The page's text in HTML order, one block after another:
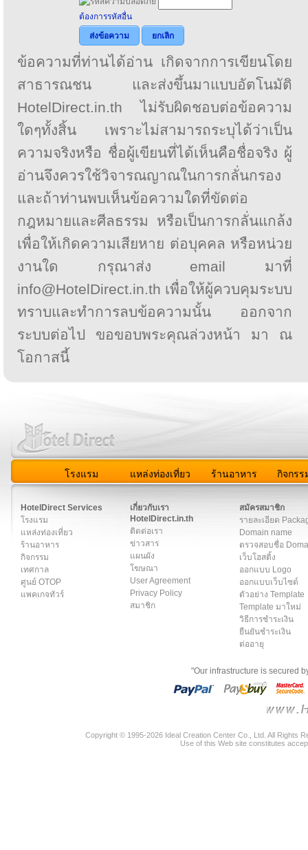
ต้องการรหัสอื่น
ส่งข้อความ
ยกเลิก
ข้อความที่ท่านได้อ่าน เกิดจากการเขียนโดย
สาธารณชน และส่งขึ้นมาแบบอัตโนมัติ
HotelDirect.in.th ไม่รับผิดชอบต่อข้อความ
ใดๆทั้งสิ้น เพราะไม่สามารถระบุได้ว่าเป็น
ความจริงหรือ ชื่อผู้เขียนที่ได้เห็นคือชื่อจริง ผู้
อ่านจึงควรใช้วิจารณญาณในการกลั่นกรอง
และถ้าท่านพบเห็นข้อความใดที่ขัดต่อ
กฎหมายและศีลธรรม หรือเป็นการกลั่นแกล้ง
เพื่อให้เกิดความเสียหาย ต่อบุคคล หรือหน่วย
งานใด กรุณาส่ง email มาที่
info@HotelDirect.in.th เพื่อให้ผู้ควบคุมระบบ
ทราบและทำการลบข้อความนั้น ออกจาก
ระบบต่อไป ขอขอบพระคุณล่วงหน้า มา ณ
โอกาสนี้
โรงแรม แหล่งท่องเที่ยว ร้านอาหาร กิจกรร
HotelDirect Services
โรงแรม
แหล่งท่องเที่ยว
ร้านอาหาร
กิจกรรม
เทศกาล
ศูนย์ OTOP
แพคเกจทัวร์
เกี่ยวกับเรา
HotelDirect.in.th
ติดต่อเรา
ข่าวสาร
แผนผัง
โฆษณา
User Agreement
Privacy Policy
สมาชิก
สมัครสมาชิก
รายละเอียด
Domain name
ตรวจสอบชื่อ
เว็บโฮสติ้ง
ออกแบบ Logo
ออกแบบเว็บไซต์
ตัวอย่าง Template
Template มาใหม่
วิธีการชำระเงิน
ยืนยันชำระเงิน
ต่ออายุ
"Our infrastructure is secured
Copyright © 1995-2026 Ideal Creation Center Co., Ltd. All Rights
Use of this Web site constitutes